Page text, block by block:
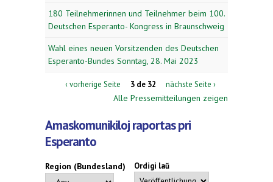
180 Teilnehmerinnen und Teilnehmer beim 100.
Deutschen Esperanto- Kongress in Braunschweig
Wahl eines neuen Vorsitzenden des Deutschen
Esperanto-Bundes Sonntag, 28. Mai 2023
‹ vorherige Seite 3 de 32 nächste Seite ›
Alle Pressemitteilungen zeigen
Amaskomunikiloj raportas pri
Esperanto
Region (Bundesland) Ordigi laŭ